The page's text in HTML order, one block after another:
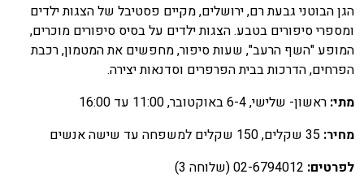
הבוטני גבעת רם, ירושלים, מקיים פסטיבל של הצגות ילדים
סיפורים בטבע. הצגות ילדים על בסיס סיפורים מוכרים,
"השף הרעב", שעות סיפור, מחפשים את המטמון, רכבת
הדרכות בבית הפרפרים וסדנאות יצירה.
ראשון- שלישי, 6-4 באוקטובר, 11:00 עד 16:00
35 שקלים, 150 שקלים למשפחה עד שישה אנשים
02-6794012 (שלוחה 3)